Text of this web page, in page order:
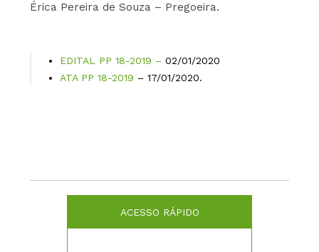
Érica Pereira de Souza – Pregoeira.
EDITAL PP 18-2019 –02/01/2020
ATA PP 18-2019 – 17/01/2020.
ACESSO RÁPIDO